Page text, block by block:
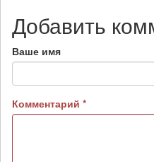
Добавить
Ваше имя
Комментарий *